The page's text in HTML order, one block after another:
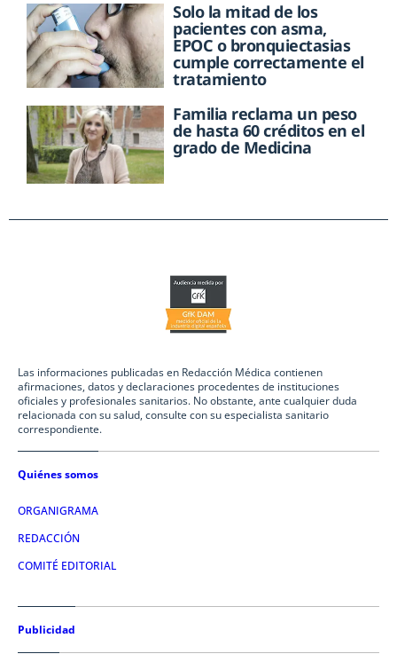
Solo la mitad de los
pacientes con asma,
EPOC o bronquiectasias
cumple correctamente el
tratamiento
Familia reclama un peso
de hasta 60 créditos en el
grado de Medicina
Las informaciones publicadas en Redacción Médica contienen
afirmaciones, datos y declaraciones procedentes de instituciones
oficiales y profesionales sanitarios. No obstante, ante cualquier duda
relacionada con su salud, consulte con su especialista sanitario
correspondiente.
Quiénes somos
ORGANIGRAMA
REDACCIÓN
COMITÉ EDITORIAL
Publicidad